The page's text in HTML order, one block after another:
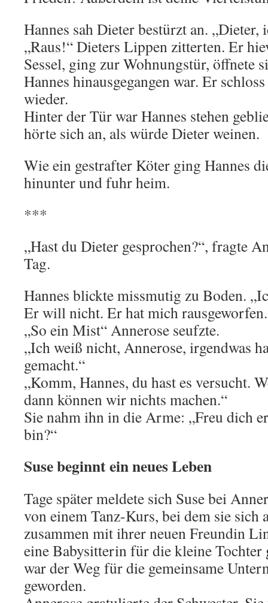
Hannes sah Dieter bestürzt an.
„Raus!“ Dieters Lippen zitterten. Er
Sessel, ging zur Wohnungstür, öffnete
Hannes hinausgegangen war. Er
wieder.
Hinter der Tür war Hannes stehen
hörte sich an, als würde Dieter weinen.
Wie ein gestrafter Köter ging Hannes
hinunter und fuhr heim.
***
„Hast du Dieter gesprochen?“, fragte
Tag.
Hannes blickte missmutig zu Boden.
Er will nicht. Er hat mich
„So ein Mist“ Annerose seufzte.
„Ich weiß nicht, Annerose, irgendwas
gemacht.“
„Komm, Hannes, du hast es versucht.
dann können wir nichts machen.“
Sie nahm ihn in die Arme: „Freu dich
bin?“
Suse beginnt ein neues Leben
Tage später meldete sich Suse bei
von einem Tanz-Kurs, bei dem sie sich
zusammen mit ihrer neuen Freundin
eine Babysitterin für die kleine Tochter
war der Weg für die gemeinsame
geworden.